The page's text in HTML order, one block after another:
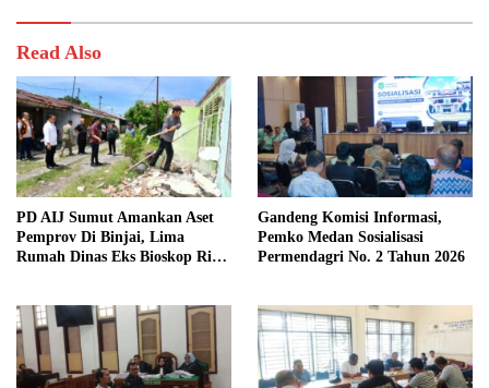
Read Also
PD AIJ Sumut Amankan Aset
Pemprov Di Binjai, Lima
Rumah Dinas Eks Bioskop Ria
Gandeng Komisi Informasi,
Pemko Medan Sosialisasi
Permendagri No. 2 Tahun 2026